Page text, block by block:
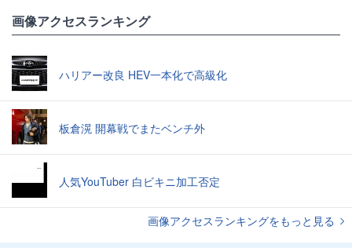
画像アクセスランキング
ハリアー改良 HEV一本化で高級化
板倉滉 開幕戦でまたベンチ外
人気YouTuber 白ビキニ加工否定
画像アクセスランキングをもっと見る